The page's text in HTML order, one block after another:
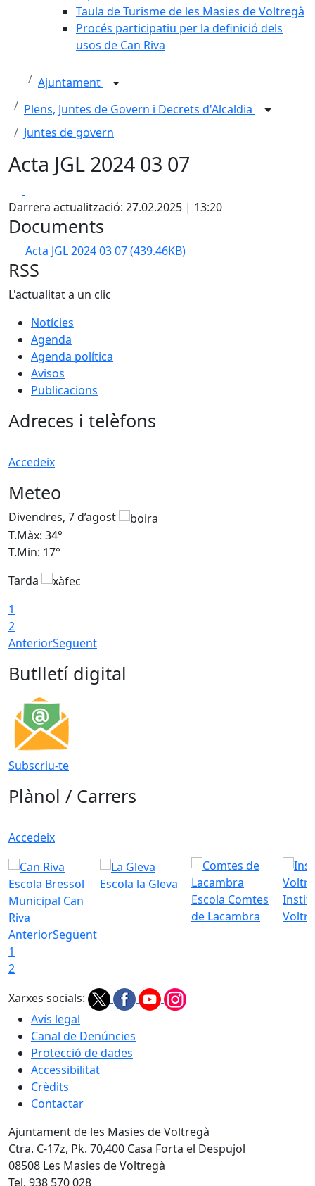
Taula de Turisme de les Masies de Voltregà
Procés participatiu per la definició dels
usos de Can Riva
Ajuntament
Plens, Juntes de Govern i Decrets d'Alcaldia
Juntes de govern
Acta JGL 2024 03 07
Darrera actualització: 27.02.2025 | 13:20
Documents
Acta JGL 2024 03 07(439.46KB)
RSS
L'actualitat a un clic
Notícies
Agenda
Agenda política
Avisos
Publicacions
Adreces i telèfons
Accedeix
Meteo
Divendres, 7 d’agost
T.Màx: 34°
T.Min: 17°
Tarda
1
2
AnteriorSegüent
Butlletí digital
Subscriu-te
Plànol / Carrers
Accedeix
Escola Bressol
Municipal Can
Riva
Escola la Gleva
Escola Comtes
de Lacambra
AnteriorSegüent
1
2
Xarxes socials:
Avís legal
Canal de Denúncies
Protecció de dades
Accessibilitat
Crèdits
Contactar
Ajuntament de les Masies de Voltregà
Ctra. C-17z, Pk. 70,400 Casa Forta el Despujol
08508 Les Masies de Voltregà
Tel. 938 570 028